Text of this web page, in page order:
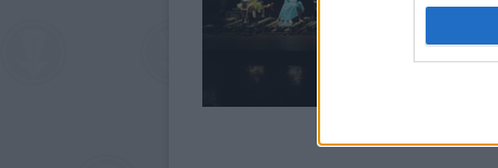
I want
web